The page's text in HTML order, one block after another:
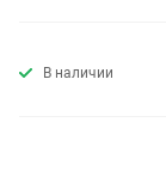
В наличии